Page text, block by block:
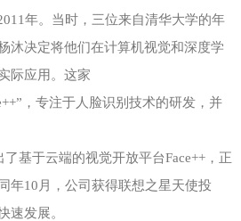
年。当时，三位来自清华大学的年
沐决定将他们在计算机视觉和深度学
际应用。这家
，专注于人脸识别技术的研发，并
基于云端的视觉开放平台Face++，正
年10月，公司获得联想之星天使投
速发展。